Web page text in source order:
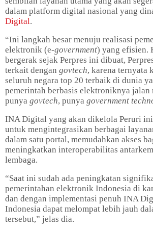
dalam platform digital nasional yang
Digital.
“Ini langkah besar menuju realisasi
elektronik (e-government) yang efisien.
bergerak sejak Perpres ini dibuat,
terkait dengan govtech, karena ternyata
seluruh negara top 20 terbaik di dunia
pemerintah berbasis elektroniknya jalan
punya govtech, punya government
INA Digital yang akan dikelola Peruri
untuk mengintegrasikan berbagai
dalam satu portal, memudahkan akses
meningkatkan interoperabilitas
lembaga.
“Saat ini sudah ada peningkatan
pemerintahan elektronik Indonesia di
dan dengan implementasi penuh INA
Indonesia dapat melompat lebih jauh
tersebut,” jelas dia.